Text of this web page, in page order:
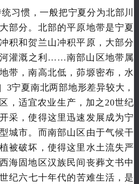
习惯，一般把宁夏分为北部川
部分。北部的平原地带是宁夏
积和贺兰山冲积平原，大部分
灌溉之利……南部山区地带属
带，南高北低，茆塬密布，水
3宁夏南北两部地形差异较大，
，适宜农业生产，加之20世纪
采，使得这里迅速发展成为宁
城市。而南部山区由于气候干
被破坏，使得这里水土流失严
海固地区汉族民间丧葬文书中
纪六七十年代的苦难生活，是